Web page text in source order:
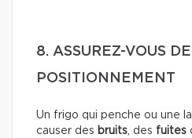
8. ASSUREZ-VOUS
POSITIONNEMENT
Un frigo qui penche ou une
causer des bruits , des fuites